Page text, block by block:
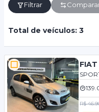
Filtrar
Total de veículos: 3
FIAT
R$